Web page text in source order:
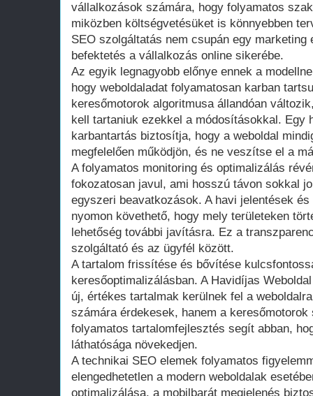
vállalkozások számára, hogy folyamatos
miközben költségvetésüket is könnyebben
SEO szolgáltatás nem csupán egy
befektetés a vállalkozás online sikerébe.
Az egyik legnagyobb előnye ennek a
hogy weboldaladat folyamatosan karban
keresőmotorok algoritmusa állandóan
kell tartaniuk ezekkel a módosításokkal. Egy
karbantartás biztosítja, hogy a weboldal
megfelelően működjön, és ne veszítse el a
A folyamatos monitoring és optimalizálás
fokozatosan javul, ami hosszú távon sokkal
egyszeri beavatkozások. A havi jelentések
nyomon követhető, hogy mely területeken
lehetőség további javításra. Ez a
szolgáltató és az ügyfél között.
A tartalom frissítése és bővítése
keresőoptimalizálásban. A Havidíjas
új, értékes tartalmak kerülnek fel a
számára érdekesek, hanem a
folyamatos tartalomfejlesztés segít abban,
láthatósága növekedjen.
A technikai SEO elemek folyamatos
elengedhetetlen a modern weboldalak
optimalizálása, a mobilbarát megjelenés